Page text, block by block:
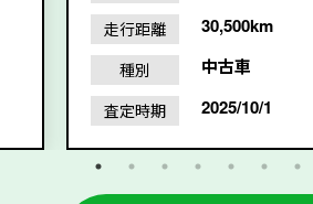
走行距離 30,500km
種別 中古車
査定時期 2025/10/1